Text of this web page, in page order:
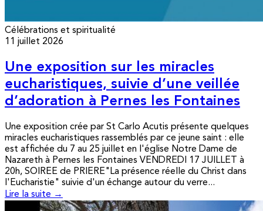
Célébrations et spiritualité
11 juillet 2026
Une exposition sur les miracles
eucharistiques, suivie d’une veillée
d’adoration à Pernes les Fontaines
Une exposition crée par St Carlo Acutis présente quelques
miracles eucharistiques rassemblés par ce jeune saint : elle
est affichée du 7 au 25 juillet en l'église Notre Dame de
Nazareth à Pernes les Fontaines VENDREDI 17 JUILLET à
20h, SOIREE de PRIERE"La présence réelle du Christ dans
l'Eucharistie" suivie d'un échange autour du verre...
Lire la suite →